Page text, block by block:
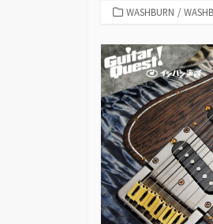
カ
ゴ
リ
ー
WASHBURN /